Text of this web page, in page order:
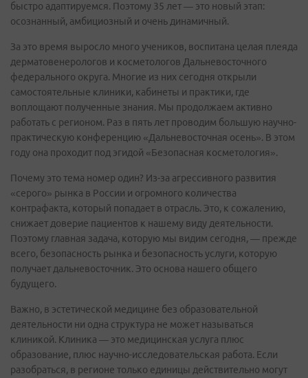
быстро адаптируемся. Поэтому 35 лет — это новый этап:
осознанный, амбициозный и очень динамичный.
За это время выросло много учеников, воспитана целая плеяда
дерматовенерологов и косметологов Дальневосточного
федерального округа. Многие из них сегодня открыли
самостоятельные клиники, кабинеты и практики, где
воплощают полученные знания. Мы продолжаем активно
работать с регионом. Раз в пять лет проводим большую научно-
практическую конференцию «Дальневосточная осень». В этом
году она проходит под эгидой «Безопасная косметология».
Почему это тема номер один? Из-за агрессивного развития
«серого» рынка в России и огромного количества
контрафакта, который попадает в отрасль. Это, к сожалению,
снижает доверие пациентов к нашему виду деятельности.
Поэтому главная задача, которую мы видим сегодня, — прежде
всего, безопасность рынка и безопасность услуги, которую
получает дальневосточник. Это основа нашего общего
будущего.
Важно, в эстетической медицине без образовательной
деятельности ни одна структура не может называться
клиникой. Клиника — это медицинская услуга плюс
образование, плюс научно-исследовательская работа. Если
разобраться, в регионе только единицы действительно могут